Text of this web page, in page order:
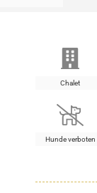
Chalet
Hunde verboten